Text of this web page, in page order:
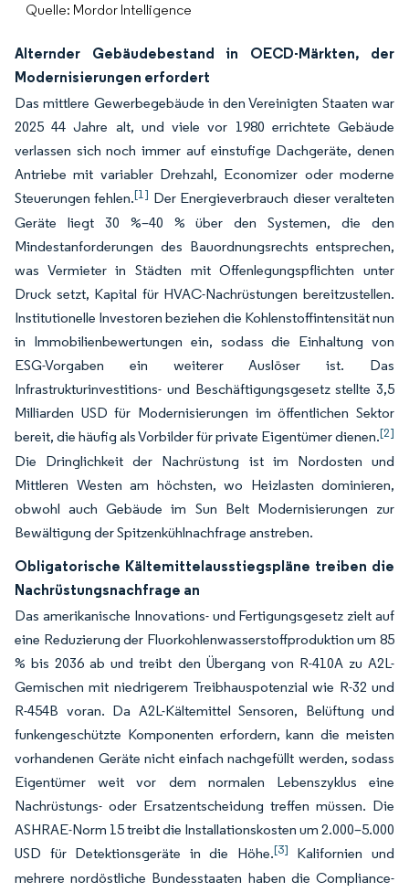
Quelle: Mordor Intelligence
Alternder Gebäudebestand in OECD-Märkten, der
Modernisierungen erfordert
Das mittlere Gewerbegebäude in den Vereinigten Staaten war
2025 44 Jahre alt, und viele vor 1980 errichtete Gebäude
verlassen sich noch immer auf einstufige Dachgeräte, denen
Antriebe mit variabler Drehzahl, Economizer oder moderne
Steuerungen fehlen.[1] Der Energieverbrauch dieser veralteten
Geräte liegt 30 %–40 % über den Systemen, die den
Mindestanforderungen des Bauordnungsrechts entsprechen,
was Vermieter in Städten mit Offenlegungspflichten unter
Druck setzt, Kapital für HVAC-Nachrüstungen bereitzustellen.
Institutionelle Investoren beziehen die Kohlenstoffintensität nun
in Immobilienbewertungen ein, sodass die Einhaltung von
ESG-Vorgaben ein weiterer Auslöser ist. Das
Infrastrukturinvestitions- und Beschäftigungsgesetz stellte 3,5
Milliarden USD für Modernisierungen im öffentlichen Sektor
bereit, die häufig als Vorbilder für private Eigentümer dienen.[2]
Die Dringlichkeit der Nachrüstung ist im Nordosten und
Mittleren Westen am höchsten, wo Heizlasten dominieren,
obwohl auch Gebäude im Sun Belt Modernisierungen zur
Bewältigung der Spitzenkühlnachfrage anstreben.
Obligatorische Kältemittelausstiegspläne treiben die
Nachrüstungsnachfrage an
Das amerikanische Innovations- und Fertigungsgesetz zielt auf
eine Reduzierung der Fluorkohlenwasserstoffproduktion um 85
% bis 2036 ab und treibt den Übergang von R-410A zu A2L-
Gemischen mit niedrigerem Treibhauspotenzial wie R-32 und
R-454B voran. Da A2L-Kältemittel Sensoren, Belüftung und
funkengeschützte Komponenten erfordern, kann die meisten
vorhandenen Geräte nicht einfach nachgefüllt werden, sodass
Eigentümer weit vor dem normalen Lebenszyklus eine
Nachrüstungs- oder Ersatzentscheidung treffen müssen. Die
ASHRAE-Norm 15 treibt die Installationskosten um 2.000–5.000
USD für Detektionsgeräte in die Höhe.[3]
Kalifornien und
mehrere nordöstliche Bundesstaaten haben die Compliance-